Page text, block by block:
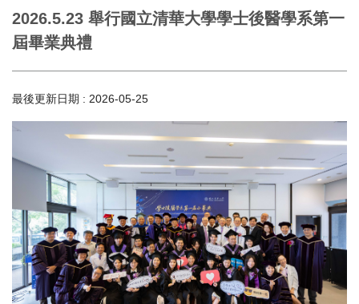
2026.5.23 舉行國立清華大學學士後醫學系第一
屆畢業典禮
最後更新日期 : 2026-05-25